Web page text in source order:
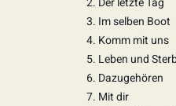
3. Im selben Boot
4. Komm mit uns
5. Leben und
6. Dazugehören
7. Mit dir